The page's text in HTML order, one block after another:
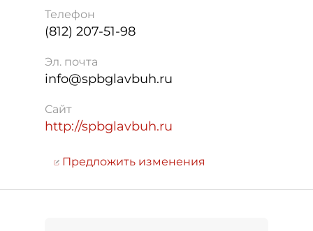
Телефон
(812) 207-51-98
Эл. почта
info@spbglavbuh.ru
Сайт
http://spbglavbuh.ru
Предложить изменения